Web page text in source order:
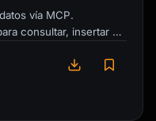
vía MCP.
consultar, insertar y